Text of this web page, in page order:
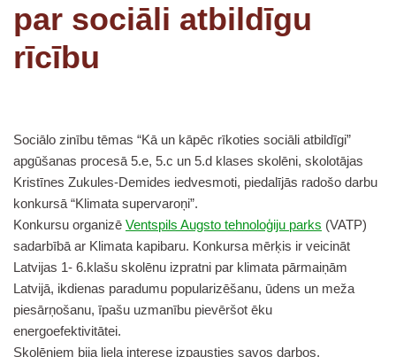
par sociāli atbildīgu
rīcību
Sociālo zinību tēmas “Kā un kāpēc rīkoties sociāli atbildīgi”
apgūšanas procesā 5.e, 5.c un 5.d klases skolēni, skolotājas
Kristīnes Zukules-Demides iedvesmoti, piedalījās radošo darbu
konkursā “Klimata supervaroņi”.
Konkursu organizē Ventspils Augsto tehnoloģiju parks (VATP)
sadarbībā ar Klimata kapibaru. Konkursa mērķis ir veicināt
Latvijas 1- 6.klašu skolēnu izpratni par klimata pārmaiņām
Latvijā, ikdienas paradumu popularizēšanu, ūdens un meža
piesārņošanu, īpašu uzmanību pievēršot ēku
energoefektivitātei.
Skolēniem bija liela interese izpausties savos darbos,